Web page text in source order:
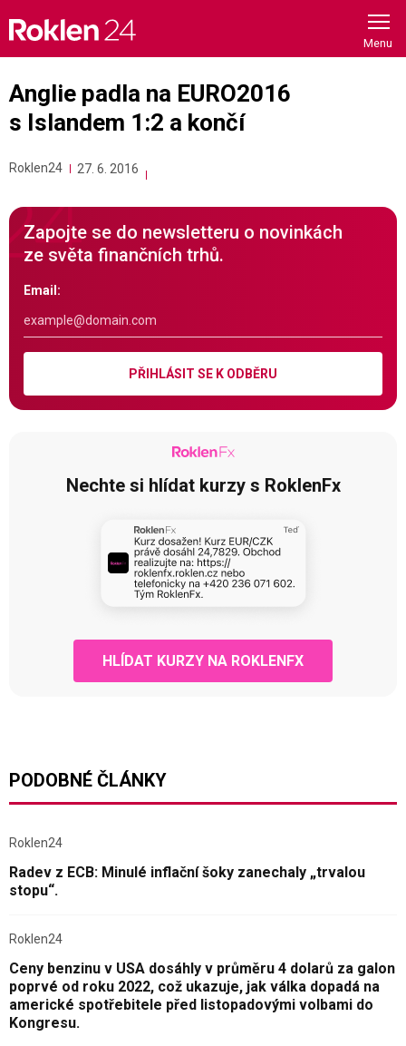
content
Anglie padla na EURO2016
s Islandem 1:2 a končí
Roklen24 27. 6. 2016
Zapojte se do newsletteru o novinkách
ze světa finančních trhů.
Email:
PŘIHLÁSIT SE K ODBĚRU
Nechte si hlídat kurzy s RoklenFx
HLÍDAT KURZY NA ROKLENFX
PODOBNÉ ČLÁNKY
Roklen24
Radev z ECB: Minulé inflační šoky zanechaly „trvalou
stopu“.
Roklen24
Ceny benzinu v USA dosáhly v průměru 4 dolarů za galon
poprvé od roku 2022, což ukazuje, jak válka dopadá na
americké spotřebitele před listopadovými volbami do
Kongresu.